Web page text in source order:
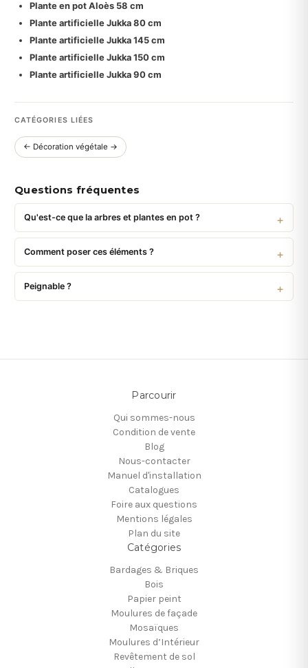
Plante en pot Aloès 58 cm
Plante artificielle Jukka 80 cm
Plante artificielle Jukka 145 cm
Plante artificielle Jukka 150 cm
Plante artificielle Jukka 90 cm
CATÉGORIES LIÉES
← Décoration végétale →
Questions fréquentes
Qu'est-ce que la arbres et plantes en pot ?
Comment poser ces éléments ?
Peignable ?
Parcourir
Qui sommes-nous
Condition de vente
Blog
Nous-contacter
Manuel d'installation
Catalogues
Foire aux questions
Mentions légales
Plan du site
Catégories
Bardages & Briques
Bois
Papier peint
Moulures de façade
Mosaïques
Moulures d’Intérieur
Revêtement de sol